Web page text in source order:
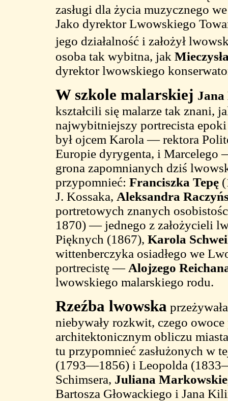
zasługi dla życia muzycznego
Jako dyrektor Lwowskiego
jego działalność i założył
osoba tak wybitna, jak
dyrektor lwowskiego
W szkole malarskiej Jana
kształcili się malarze tak znani,
najwybitniejszy portrecista
był ojcem Karola — rektora
Europie dyrygenta, i Marcelego
grona zapomnianych dziś
przypomnieć: Franciszka Tepę
J. Kossaka, Aleksandra
portretowych znanych
1870) — jednego z założycieli
Pięknych (1867), Karola
wittenberczyka osiadłego we
portrecistę — Alojzego
lwowskiego malarskiego rodu.
Rzeźba lwowska
niebywały rozkwit, czego
architektonicznym obliczu
tu przypomnieć zasłużonych w
(1793—1856) i Leopolda
Schimsera, Juliana
Bartosza Głowackiego i Jana